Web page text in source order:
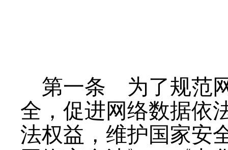
第一条 为了规范
全，促进网络数据依
法权益，维护国家安